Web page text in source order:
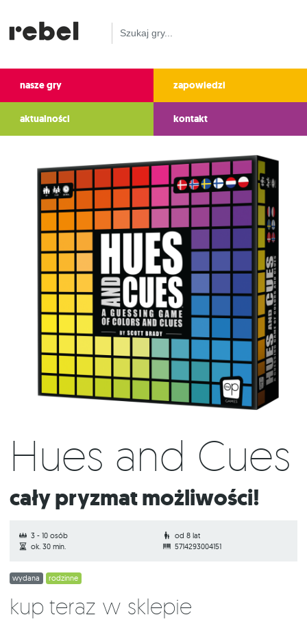
nasze gry zapowiedzi
aktualności kontakt
Hues and Cues
Cały pryzmat możliwości!
3 - 10 osób
od 8 lat
ok. 30 min.
5714293004151
wydana rodzinne
Kup teraz w sklepie